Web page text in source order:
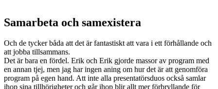
Samarbeta och samexistera
Och de tycker båda att det är fantastiskt att vara i ett förhållande och
att jobba tillsammans.
Det är bara en fördel. Erik och Erik gjorde massor av program med
en annan tjej, men jag har ingen aning om hur det är att genomföra
program på egen hand. Att inte alla presentatörsduos också samlar
ihop sina tillhörigheter och går ihop blir allt mer förbryllande för